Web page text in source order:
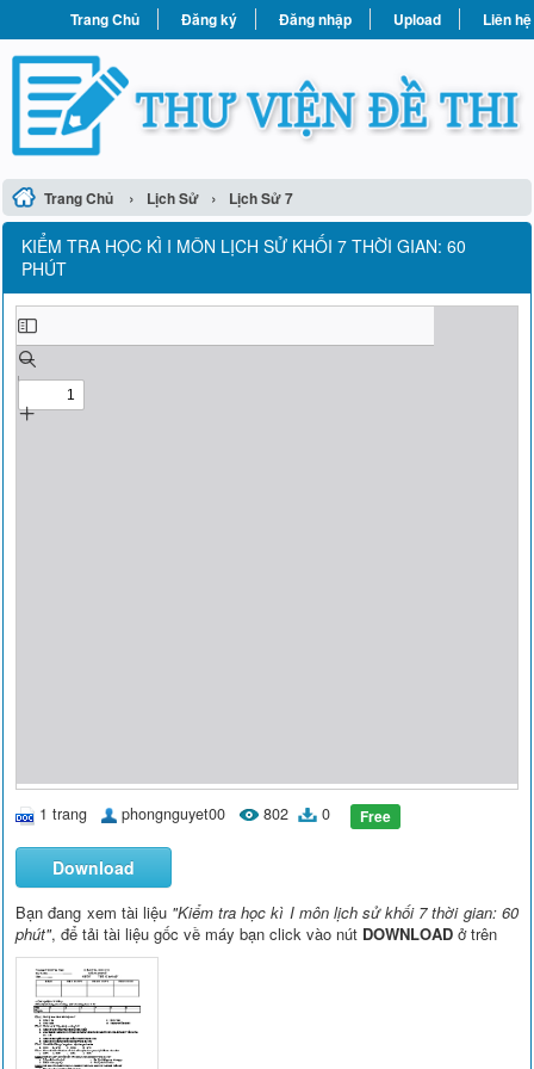
Trang Chủ Đăng ký Đăng nhập Upload Liên hệ
Trang Chủ › Lịch Sử › Lịch Sử 7
KIỂM TRA HỌC KÌ I MÔN LỊCH SỬ KHỐI 7 THỜI GIAN: 60
PHÚT
1 trang phongnguyet00 802 0 Free
Download
Bạn đang xem tài liệu "Kiểm tra học kì I môn lịch sử khối 7 thời gian: 60
phút", để tải tài liệu gốc về máy bạn click vào nút DOWNLOAD ở trên